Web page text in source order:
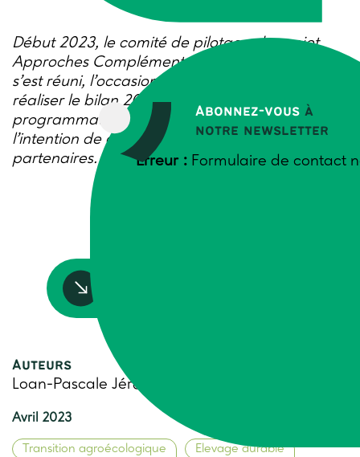
Abonnez-vous à
notre newsletter
Erreur : Formulaire de contact
Début 2023, le comité de pilotage du projet
Approches Complémentaires en Santé Animale
s’est réuni, l’occasion pour les 12 partenaires de
réaliser le bilan 2022 et de se projeter sur la
programmation d’activités à venir avec
l’intention de développer la collaboration entre
partenaires.
Auteurs
Loan-Pascale Jérôme, Trame
Avril 2023
Transition agroécologique Elevage durable